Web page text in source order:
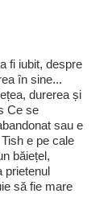
fi iubit, despre
în sine...
durerea și
Ce se
sau e
e pe cale
băiețel,
prietenul
să fie mare